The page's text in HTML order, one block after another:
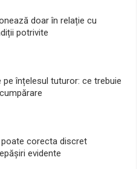
doar în relație cu
potrivite
pe înțelesul tuturor: ce trebuie
corecta discret
evidente